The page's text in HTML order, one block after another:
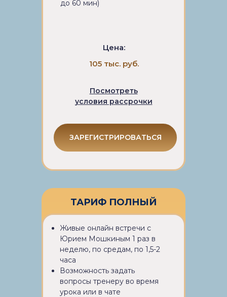
до 60 мин)
Живые онлайн встречи с
Юрием Мошкиным 1 раз в
неделю, по средам, по 1,5-2
часа
Возможность задать
вопросы тренеру во время
урока или в чате
Посмотреть
условия рассрочки
Цена:
ТАРИФ ПОЛНЫЙ
105 тыс. руб.
ЗАРЕГИСТРИРОВАТЬСЯ